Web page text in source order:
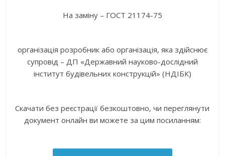
На заміну – ГОСТ 21174-75
організація розробник або організація, яка здійснює
супровід – ДП «Державний науково-дослідний
інститут будівельних конструкцій» (НДІБК)
Скачати без реєстрації безкоштовно, чи переглянути
документ онлайн ви можете за цим посиланням: